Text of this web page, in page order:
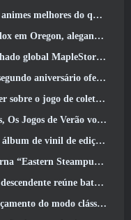
do que os jogos de anime
incidente com cuidados infantis
MapleStory Classic World
a escolha de um agente S-Rank gratuito
da HoYoverse, Honkai: Link Alma
Verão voltaram ao Overwatch
de edição de colecionador
Steampunk” na versão 2.0
interceptação de vazio e as profundezas
clássico de League Of Legends